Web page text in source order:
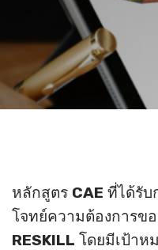
หลักสูตร CAE ที่ได้รับ
โจทย์ความต้องการข
RESKILL โดยมีเป้าห